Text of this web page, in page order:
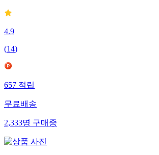
4.9
(14)
657 적립
무료배송
2,333명 구매중